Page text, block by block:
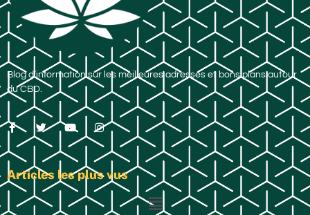
Blog d’information sur les meilleures adresses et bons plans autour
du CBD.
Articles les plus vus